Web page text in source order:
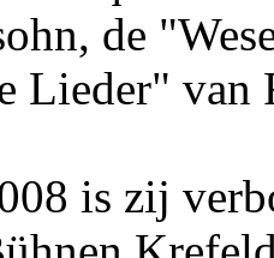
de
Lieder" van
is zij